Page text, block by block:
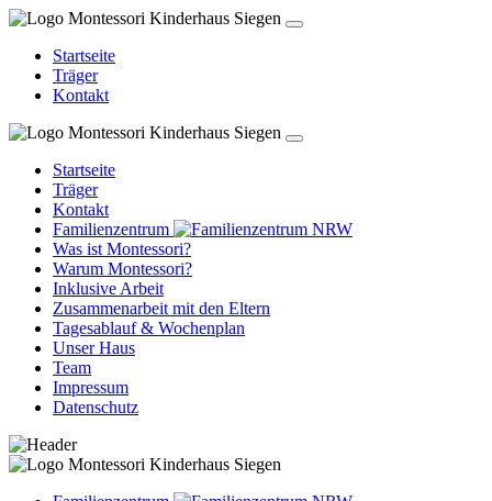
Startseite
Träger
Kontakt
Startseite
Träger
Kontakt
Familienzentrum
Was ist Montessori?
Warum Montessori?
Inklusive Arbeit
Zusammenarbeit mit den Eltern
Tagesablauf & Wochenplan
Unser Haus
Team
Impressum
Datenschutz